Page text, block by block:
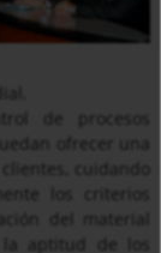
de procesos
ofrecer una